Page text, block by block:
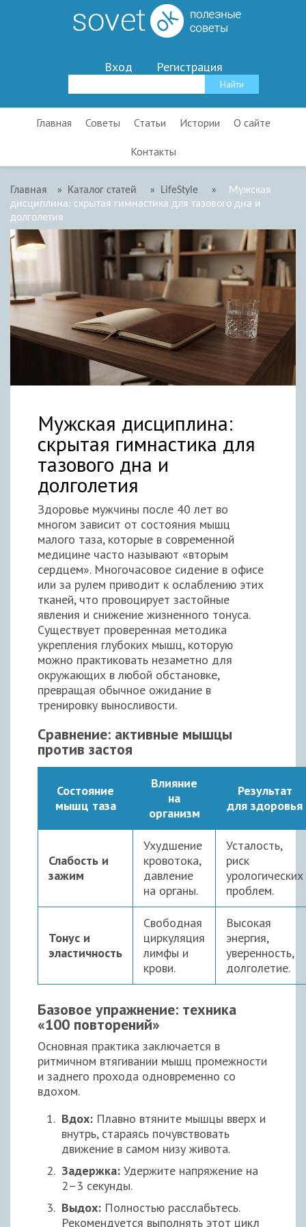
Вход Регистрация
Главная Советы Статьи Истории О сайте
Контакты
Главная » Каталог статей » LifeStyle »
Мужская
дисциплина: скрытая гимнастика для тазового дна и
долголетия
Мужская дисциплина:
скрытая гимнастика для
тазового дна и
долголетия
Здоровье мужчины после 40 лет во
многом зависит от состояния мышц
малого таза, которые в современной
медицине часто называют «вторым
сердцем». Многочасовое сидение в офисе
или за рулем приводит к ослаблению этих
тканей, что провоцирует застойные
явления и снижение жизненного тонуса.
Существует проверенная методика
укрепления глубоких мышц, которую
можно практиковать незаметно для
окружающих в любой обстановке,
превращая обычное ожидание в
тренировку выносливости.
Сравнение: активные мышцы
против застоя
Состояние
мышц таза
Влияние
на
организм
Результат
для здоровья
Слабость и
зажим
Ухудшение
кровотока,
давление
на органы.
Усталость,
риск
урологических
проблем.
Тонус и
эластичность
Свободная
циркуляция
лимфы и
крови.
Высокая
энергия,
уверенность,
долголетие.
Базовое упражнение: техника
«100 повторений»
Основная практика заключается в
ритмичном втягивании мышц промежности
и заднего прохода одновременно со
вдохом.
Вдох: Плавно втяните мышцы вверх и
внутрь, стараясь почувствовать
движение в самом низу живота.
Задержка: Удержите напряжение на
2–3 секунды.
Выдох: Полностью расслабьтесь.
Рекомендуется выполнять этот цикл